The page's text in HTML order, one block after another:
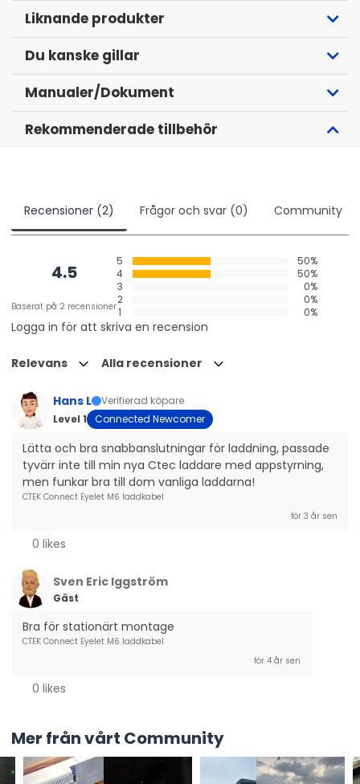
Liknande produkter
Du kanske gillar
Manualer/Dokument
Rekommenderade tillbehör
Recensioner (2) Frågor och svar (0) Community
4.5
Baserat på 2 recensioner
5
50%
4
50%
3
0%
2
0%
1
0%
Logga in för att skriva en recension
Relevans Alla recensioner
Hans L
Verifierad köpare
Level 1
Connected Newcomer
Lätta och bra snabbanslutningar för laddning, passade
tyvärr inte till min nya Ctec laddare med appstyrning,
men funkar bra till dom vanliga laddarna!
CTEK Connect Eyelet M6 laddkabel
för 3 år sen
0 likes
Sven Eric Iggström
Gäst
Bra för stationärt montage
CTEK Connect Eyelet M6 laddkabel
för 4 år sen
0 likes
Mer från vårt Community